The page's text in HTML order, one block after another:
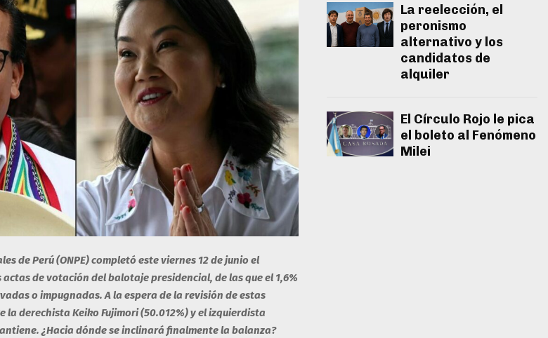
de Perú (ONPE) completó este viernes 12 de junio el
de votación del balotaje presidencial, de las que el 1,6%
o impugnadas. A la espera de la revisión de estas
la derechista Keiko Fujimori (50.012%) y el izquierdista
¿Hacia dónde se inclinará finalmente la balanza?
La reelección, el
peronismo
alternativo y los
candidatos de
alquiler
El Círculo Rojo le pica
el boleto al Fenómeno
Milei